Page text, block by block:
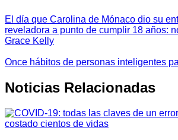
El día que Carolina de Mónaco dio su
reveladora a punto de cumplir 18 años:
Grace Kelly
Once hábitos de personas inteligentes
Noticias Relacionadas